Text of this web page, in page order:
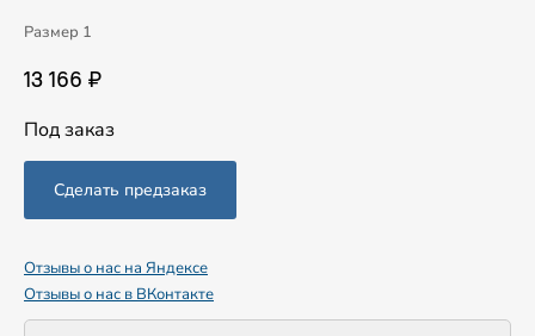
Размер 1
13 166 ₽
Под заказ
Отзывы о нас на Яндексе
Отзывы о нас в ВКонтакте